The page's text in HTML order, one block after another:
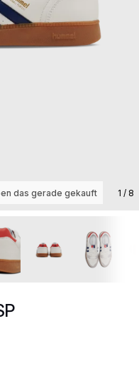
das gerade gekauft 1 / 8